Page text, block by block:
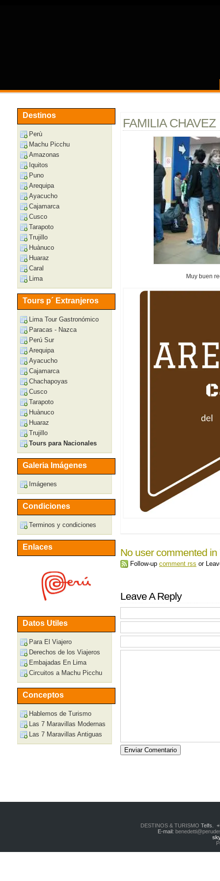
FAMILIA CHAVEZ
Muy buen
No user commented in
Follow-up comment rss or
Leave A Reply
Destinos
Perù
Machu Picchu
Amazonas
Iquitos
Puno
Arequipa
Ayacucho
Cajamarca
Cusco
Tarapoto
Trujillo
Huànuco
Huaraz
Caral
Lima
Tours p´ Extranjeros
Lima Tour Gastronómico
Paracas - Nazca
Perú Sur
Arequipa
Ayacucho
Cajamarca
Chachapoyas
Cusco
Tarapoto
Huànuco
Huaraz
Trujillo
Tours para Nacionales
Galeria Imágenes
Imágenes
Condiciones
Terminos y condiciones
Enlaces
Datos Utiles
Para El Viajero
Derechos de los Viajeros
Embajadas En Lima
Circuitos a Machu Picchu
Conceptos
Hablemos de Turismo
Las 7 Maravillas Modernas
Las 7 Maravillas Antiguas
DESTINOS & TURISMO Telfs.
E-mail: